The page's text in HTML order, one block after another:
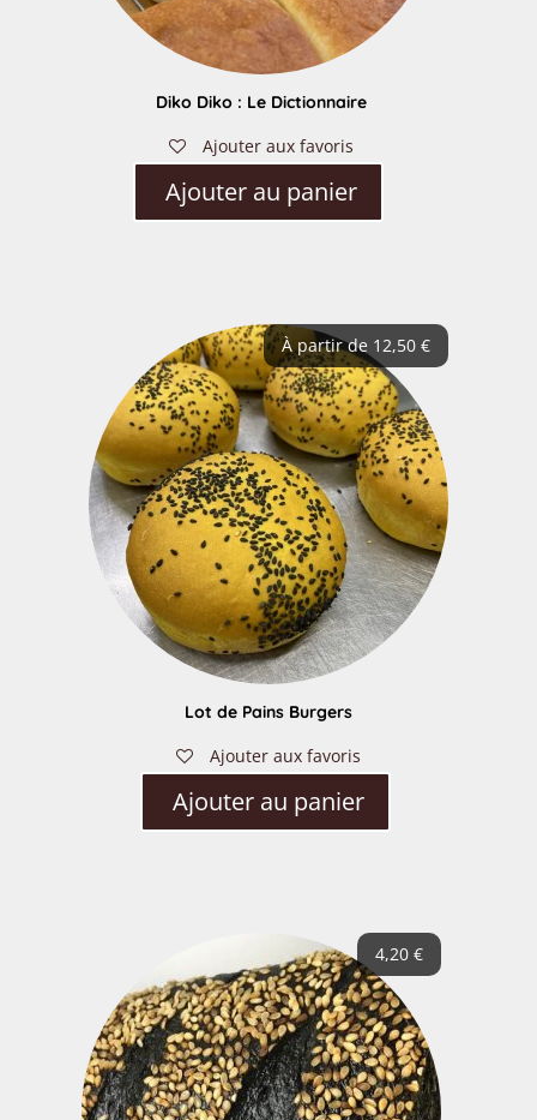
Diko Diko : Le Dictionnaire
Ajouter aux favoris
Ajouter au panier
Lot de Pains Burgers
À partir de 12,50 €
Ajouter aux favoris
Ajouter au panier
4,20 €